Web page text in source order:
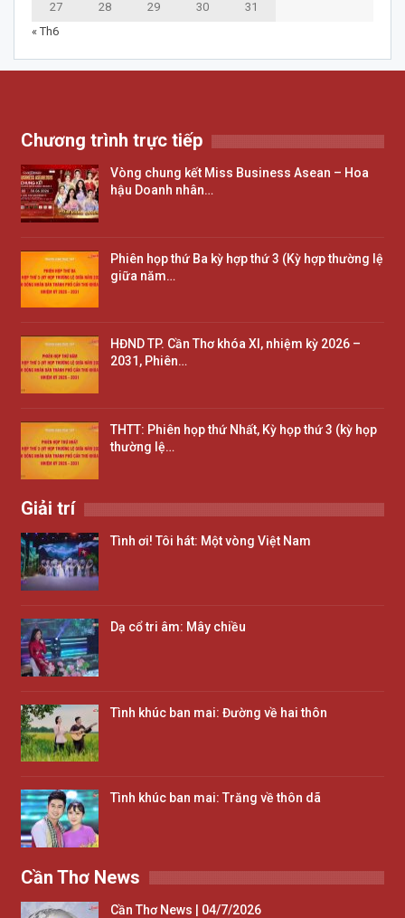
27 28 29 30
31
« Th6
Chương trình trực tiếp
Vòng chung kết Miss Business Asean – Hoa
hậu Doanh nhân…
Phiên họp thứ Ba kỳ hợp thứ 3 (Kỳ hợp thường lệ
giữa năm…
HĐND TP. Cần Thơ khóa XI, nhiệm kỳ 2026 –
2031, Phiên…
THTT: Phiên họp thứ Nhất, Kỳ họp thứ 3 (kỳ họp
thường lệ…
Giải trí
Tình ơi! Tôi hát: Một vòng Việt Nam
Dạ cổ tri âm: Mây chiều
Tình khúc ban mai: Đường về hai thôn
Tình khúc ban mai: Trăng về thôn dã
Cần Thơ News
Cần Thơ News | 04/7/2026